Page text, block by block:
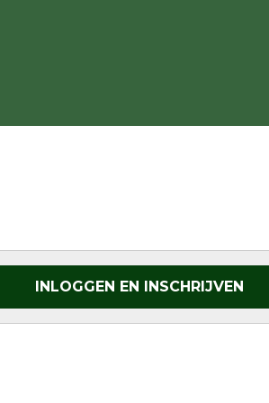
INLOGGEN EN INSCHRIJVEN